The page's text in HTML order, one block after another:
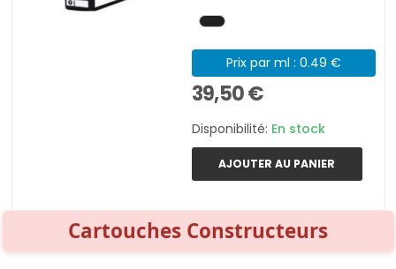
Prix par ml : 0.49 €
39,50 €
Disponibilité: En stock
AJOUTER AU PANIER
Cartouches Constructeurs